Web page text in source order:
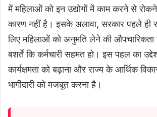
में महिलाओं को इन उद्योगों में काम करने से
कारण नहीं है। इसके अलावा, सरकार पहले ही
लिए महिलाओं को अनुमति लेने की
बशर्ते कि कर्मचारी सहमत हो। इस पहल का
कार्यक्षमता को बढ़ाना और राज्य के आर्थिक
भागीदारी को मजबूत करना है।